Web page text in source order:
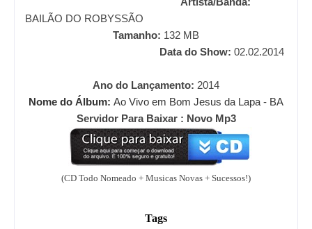
BAILÃO DO ROBYSSÃO
Tamanho: 132 MB
Data do Show: 02.02.2014
Ano do Lançamento: 2014
Nome do Álbum: Ao Vivo em Bom Jesus da Lapa - BA
Servidor Para Baixar : Novo Mp3
(CD Todo Nomeado + Musicas Novas + Sucessos!)
Tags